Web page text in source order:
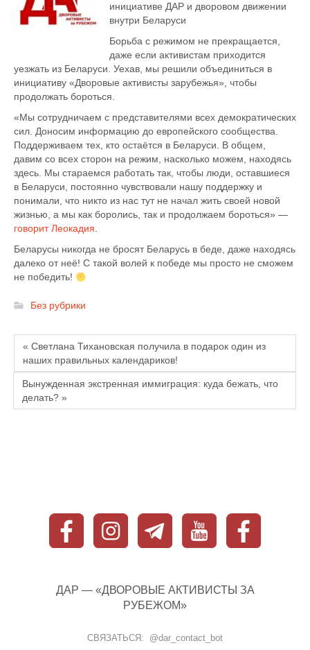
инициативе ДАР и дворовом движении
внутри Беларуси
Борьба с режимом не прекращается,
даже если активистам приходится
уезжать из Беларуси. Уехав, мы решили объединиться в
инициативу «Дворовые активисты зарубежья», чтобы
продолжать бороться.
«Мы сотрудничаем с представителями всех демократических
сил. Доносим информацию до европейского сообщества.
Поддерживаем тех, кто остаётся в Беларуси. В общем,
давим со всех сторон на режим, насколько можем, находясь
здесь. Мы стараемся работать так, чтобы люди, оставшиеся
в Беларуси, постоянно чувствовали нашу поддержку и
понимали, что никто из нас тут не начал жить своей новой
жизнью, а мы как боролись, так и продолжаем бороться» —
говорит Леокадия.
Беларусы никогда не бросят Беларусь в беде, даже находясь
далеко от неё! С такой волей к победе мы просто не сможем
не победить!
Без рубрики
« Светлана Тихановская получила в подарок один из
наших правильных календариков!
Вынужденная экстренная иммиграция: куда бежать, что
делать? »
ДАР — «ДВОРОВЫЕ АКТИВИСТЫ ЗА
РУБЕЖОМ»
СВЯЗАТЬСЯ: @dar_contact_bot